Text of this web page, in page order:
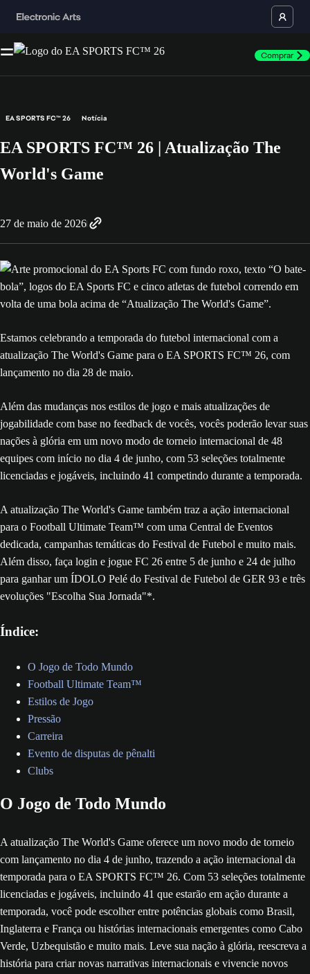
Comprar
EA SPORTS FC™ 26 Notícia
EA SPORTS FC™ 26 | Atualização The
World's Game
27 de maio de 2026
Estamos celebrando a temporada do futebol internacional com a
atualização The World's Game para o EA SPORTS FC™ 26, com
lançamento no dia 28 de maio.
Além das mudanças nos estilos de jogo e mais atualizações de
jogabilidade com base no feedback de vocês, vocês poderão levar suas
nações à glória em um novo modo de torneio internacional de 48
equipes com início no dia 4 de junho, com 53 seleções totalmente
licenciadas e jogáveis, incluindo 41 competindo durante a temporada.
A atualização The World's Game também traz a ação internacional
para o Football Ultimate Team™ com uma Central de Eventos
dedicada, campanhas temáticas do Festival de Futebol e muito mais.
Além disso, faça login e jogue FC 26 entre 5 de junho e 24 de julho
para ganhar um ÍDOLO Pelé do Festival de Futebol de GER 93 e três
evoluções "Escolha Sua Jornada"*.
Índice:
O Jogo de Todo Mundo
Football Ultimate Team™
Estilos de Jogo
Pressão
Carreira
Evento de disputas de pênalti
Clubs
O Jogo de Todo Mundo
A atualização The World's Game oferece um novo modo de torneio
com lançamento no dia 4 de junho, trazendo a ação internacional da
temporada para o EA SPORTS FC™ 26. Com 53 seleções totalmente
licenciadas e jogáveis, incluindo 41 que estarão em ação durante a
temporada, você pode escolher entre potências globais como Brasil,
Inglaterra e França ou histórias internacionais emergentes como Cabo
Verde, Uzbequistão e muito mais. Leve sua nação à glória, reescreva a
história para criar novas narrativas internacionais e vivencie novos